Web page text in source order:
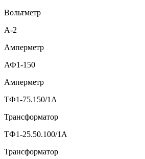
Вольтметр
А-2
Амперметр
АФ1-150
Амперметр
ТФ1-75.150/1А
Трансформатор
ТФ1-25.50.100/1А
Трансформатор